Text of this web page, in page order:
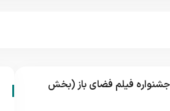
جشنواره فیلم فضای باز (بخش